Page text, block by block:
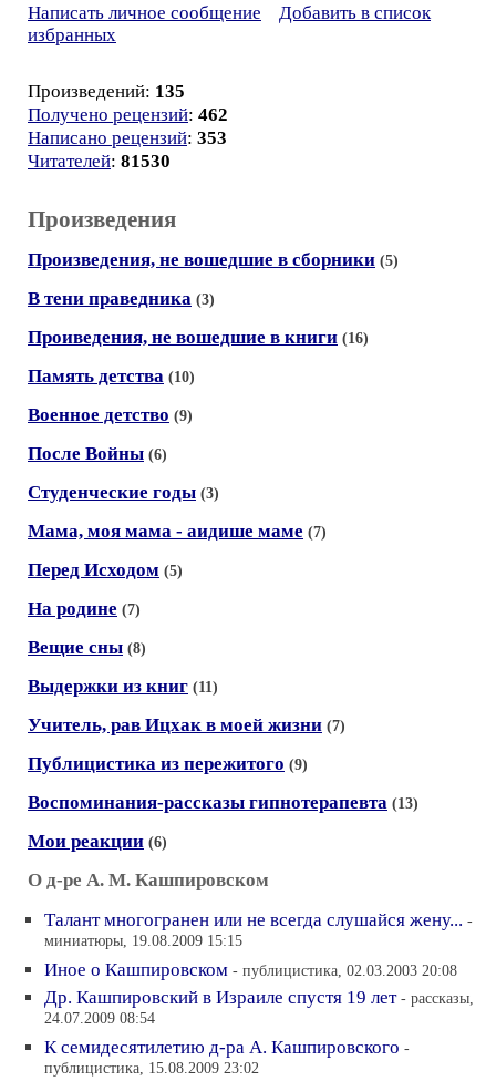
Написать личное сообщение
Добавить в список
избранных
Произведений: 135
Получено рецензий: 462
Написано рецензий: 353
Читателей: 81530
Произведения
Произведения, не вошедшие в сборники (5)
В тени праведника (3)
Проиведения, не вошедшие в книги (16)
Память детства (10)
Военное детство (9)
После Войны (6)
Студенческие годы (3)
Мама, моя мама - аидише маме (7)
Перед Исходом (5)
На родине (7)
Вещие сны (8)
Выдержки из книг (11)
Учитель, рав Ицхак в моей жизни (7)
Публицистика из пережитого (9)
Воспоминания-рассказы гипнотерапевта (13)
Мои реакции (6)
О д-ре А. М. Кашпировском
Талант многогранен или не всегда слушайся жену... -
миниатюры, 19.08.2009 15:15
Иное о Кашпировском - публицистика, 02.03.2003 20:08
Др. Кашпировский в Израиле спустя 19 лет - рассказы,
24.07.2009 08:54
К семидесятилетию д-ра А. Кашпировского -
публицистика, 15.08.2009 23:02